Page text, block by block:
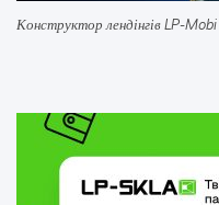
Конструктор лендінгів LP-Mobi